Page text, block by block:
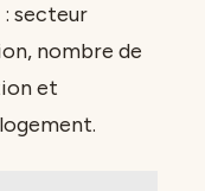
secteur
nombre de
et